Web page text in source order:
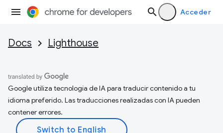
Acceder
Docs Lighthouse
Google utiliza tecnología de IA para traducir contenido a tu
idioma preferido. Las traducciones realizadas con IA pueden
contener errores.